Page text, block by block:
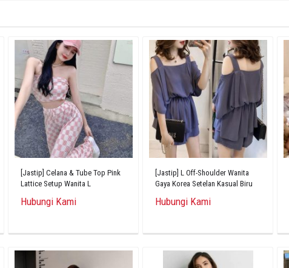
[Jastip] Celana & Tube Top Pink
Lattice Setup Wanita L
Hubungi Kami
[Jastip] L Off-Shoulder Wanita
Gaya Korea Setelan Kasual Biru
Hubungi Kami